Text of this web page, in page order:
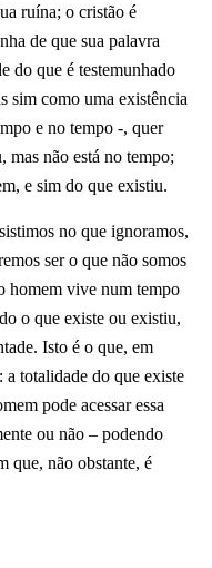
ruína; o cristão é
de que sua palavra
do que é testemunhado
sim como uma existência
e no tempo -, quer
mas não está no tempo;
e sim do que existiu.
no que ignoramos,
ser o que não somos
homem vive num tempo
o que existe ou existiu,
Isto é o que, em
a totalidade do que existe
pode acessar essa
ou não – podendo
que, não obstante, é